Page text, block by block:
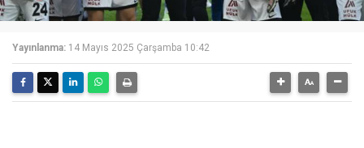
Yayınlanma: 14 Mayıs 2025 Çarşamba 10:42